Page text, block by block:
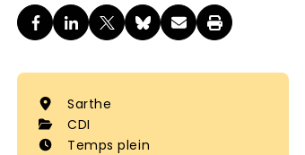
Sarthe
CDI
Temps plein